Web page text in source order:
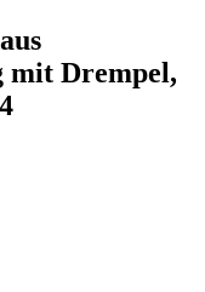
mit Drempel,